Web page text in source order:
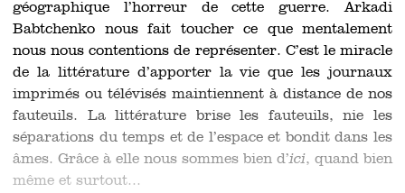
géographique l’horreur de cette guerre. Arkadi
Babtchenko nous fait toucher ce que mentalement
nous nous contentions de représenter. C’est le miracle
de la littérature d’apporter la vie que les journaux
imprimés ou télévisés maintiennent à distance de nos
fauteuils. La littérature brise les fauteuils, nie les
séparations du temps et de l’espace et bondit dans les
âmes. Grâce à elle nous sommes bien d’ici, quand bien
même et surtout...